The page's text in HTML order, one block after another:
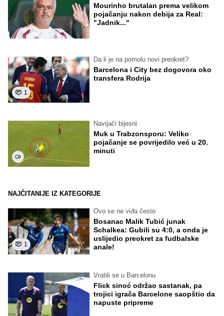
Mourinho brutalan prema velikom
pojačanju nakon debija za Real:
"Jadnik..."
1
Da li je na pomolu novi preokret?
Barcelona i City bez dogovora oko
transfera Rodrija
Navijači bijesni
Muk u Trabzonsporu: Veliko
pojačanje se povrijedilo već u 20.
minuti
NAJČITANIJE IZ KATEGORIJE
1
Ovo se ne viđa često
Bosanac Malik Tubić junak
Schalkea: Gubili su 4:0, a onda je
uslijedio preokret za fudbalske
anale!
Vratili se u Barcelonu
Flick sinoć održao sastanak, pa
trojici igrača Barcelone saopštio da
napuste pripreme